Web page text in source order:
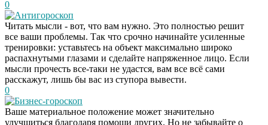
0
Антигороскоп
Читать мысли - вот, что вам нужно. Это полностью решит
все ваши проблемы. Так что срочно начинайте усиленные
тренировки: уставьтесь на объект максимально широко
распахнутыми глазами и сделайте напряженное лицо. Если
мысли прочесть все-таки не удастся, вам все всё сами
расскажут, лишь бы вас из ступора вывести.
0
Бизнес-гороскоп
Ваше материальное положение может значительно
улучшиться благодаря помощи других. Но не забывайте о